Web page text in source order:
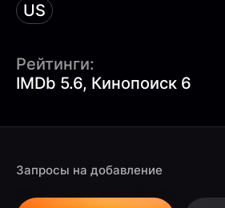
US
Рейтинги:
IMDb 5.6, Кинопоиск 6
Запросы на добавление